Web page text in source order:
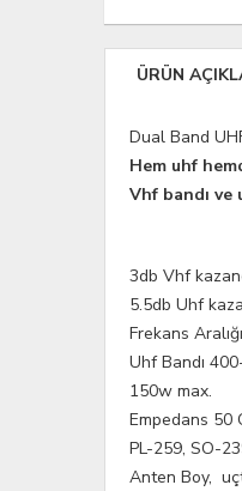
ÜRÜN
Dual Band
Hem uhf
Vhf bandı
3db Vhf
5.5db Uhf
Frekans
Uhf Bandı
150w max.
Empedans 50
PL-259, SO-
Anten Boy,